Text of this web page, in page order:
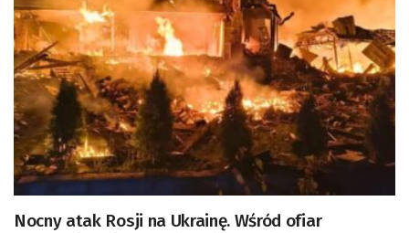
Nocny atak Rosji na Ukrainę. Wśród ofiar